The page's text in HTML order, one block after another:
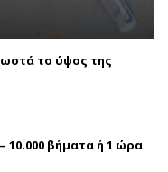
το ύψος της
10.000 βήματα ή 1 ώρα